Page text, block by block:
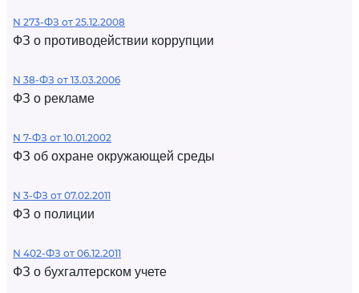
N 273-ФЗ от 25.12.2008
ФЗ о противодействии коррупции
N 38-ФЗ от 13.03.2006
ФЗ о рекламе
N 7-ФЗ от 10.01.2002
ФЗ об охране окружающей среды
N 3-ФЗ от 07.02.2011
ФЗ о полиции
N 402-ФЗ от 06.12.2011
ФЗ о бухгалтерском учете